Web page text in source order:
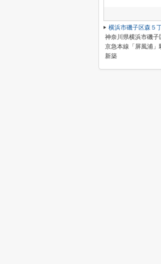
横浜市磯子区森５
神奈川県横浜市磯子
京急本線「屏風浦」
新築